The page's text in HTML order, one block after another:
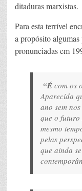
ditaduras marxistas.
Para esta terrível
a propósito
pronunciadas em
“É com os
Aparecida
ano sem
que o futuro
mesmo
pelas
que ainda